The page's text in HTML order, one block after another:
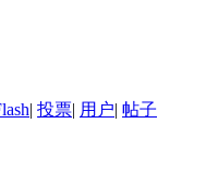
| 投票| 用户| 帖子